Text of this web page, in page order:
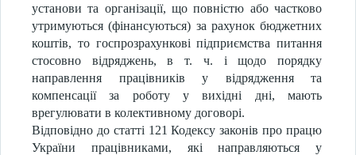
установи та організації, що повністю або частково
утримуються (фінансуються) за рахунок бюджетних
коштів, то госпрозрахункові підприємства питання
стосовно відряджень, в т. ч. і щодо порядку
направлення працівників у відрядження та
компенсації за роботу у вихідні дні, мають
врегулювати в колективному договорі.
Відповідно до статті 121 Кодексу законів про працю
України працівниками, які направляються у